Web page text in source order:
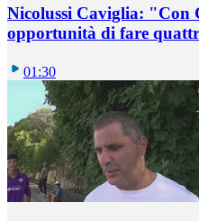
Nicolussi Caviglia: "Con
opportunità di fare
01:30